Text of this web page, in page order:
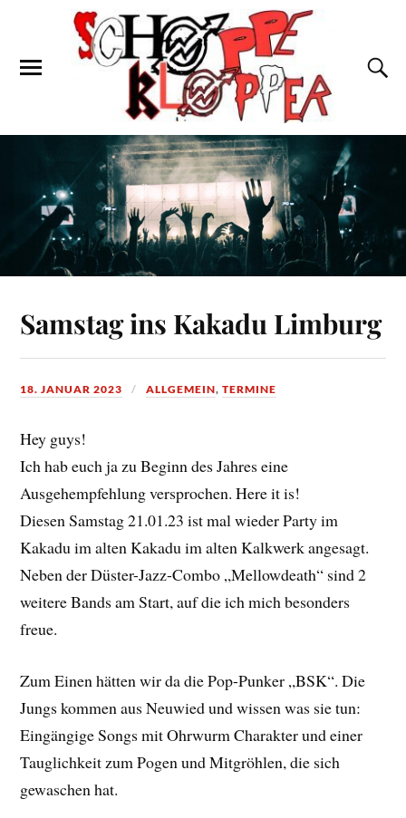
Samstag ins Kakadu Limburg
18. JANUAR 2023 ALLGEMEIN,TERMINE
Hey guys!
Ich hab euch ja zu Beginn des Jahres eine
Ausgehempfehlung versprochen. Here it is!
Diesen Samstag 21.01.23 ist mal wieder Party im
Kakadu im alten Kakadu im alten Kalkwerk angesagt.
Neben der Düster-Jazz-Combo „Mellowdeath“ sind 2
weitere Bands am Start, auf die ich mich besonders
freue.
Zum Einen hätten wir da die Pop-Punker „BSK“. Die
Jungs kommen aus Neuwied und wissen was sie tun:
Eingängige Songs mit Ohrwurm Charakter und einer
Tauglichkeit zum Pogen und Mitgröhlen, die sich
gewaschen hat.